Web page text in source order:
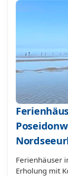
Ferienhäuser
Erholung mit